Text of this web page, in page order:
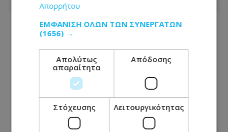
Απορρήτου
ΕΜΦΆΝΙΣΗ ΌΛΩΝ ΤΩΝ ΣΥΝΕΡΓΑΤΏΝ
(1656) →
Απολύτως
απαραίτητα
Απόδοσης
Στόχευσης Λειτουργικότητας